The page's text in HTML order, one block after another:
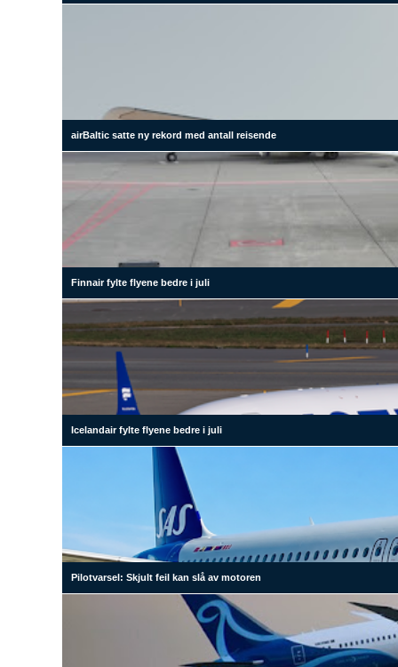
airBaltic satte ny rekord med antall reisende
Finnair fylte flyene bedre i juli
Icelandair fylte flyene bedre i juli
Pilotvarsel: Skjult feil kan slå av motoren